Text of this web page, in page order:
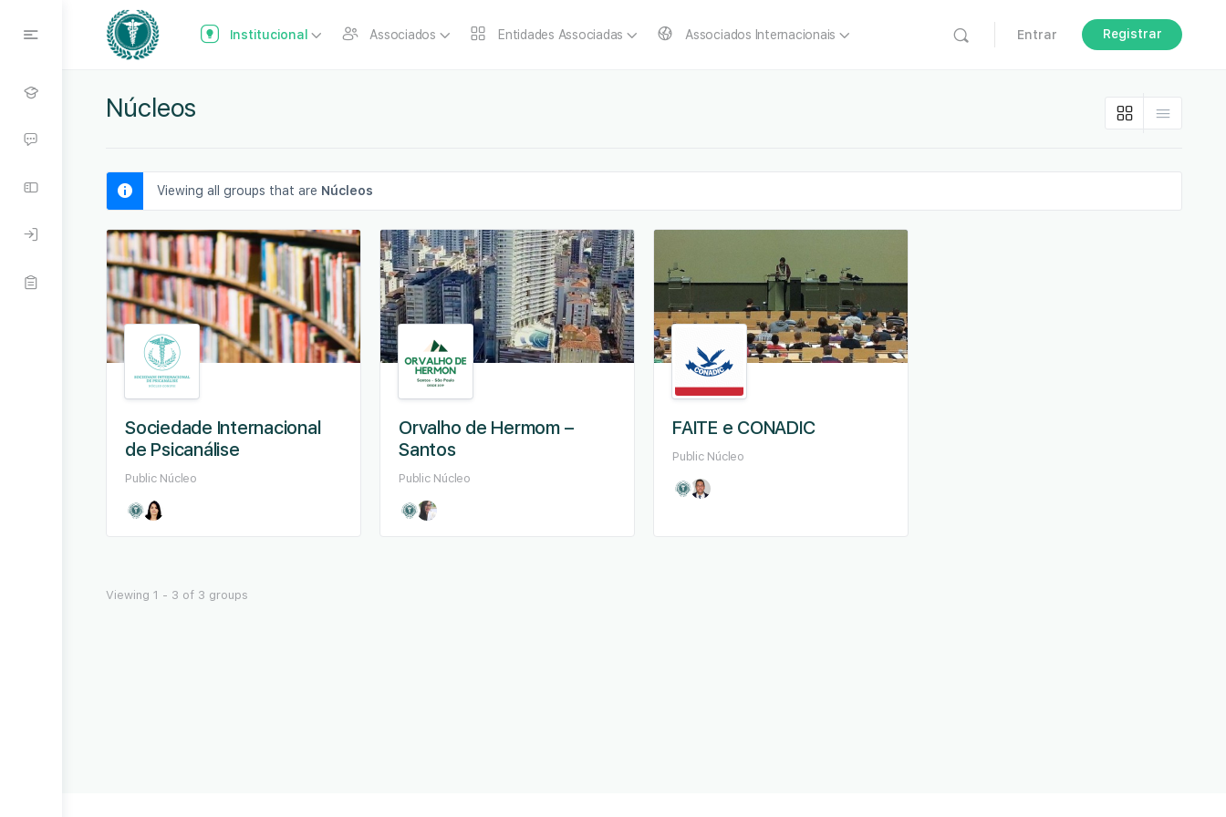
Institucional Associados Entidades Associadas Associados Internacionais Entrar Registrar
Núcleos
Viewing all groups that are Núcleos
Sociedade Internacional
de Psicanálise
Public Núcleo
Orvalho de Hermom –
Santos
Public Núcleo
FAITE e CONADIC​
Public Núcleo
Viewing 1 - 3 of 3 groups